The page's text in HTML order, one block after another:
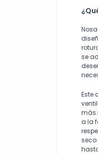
se
Este
más
a la
seco